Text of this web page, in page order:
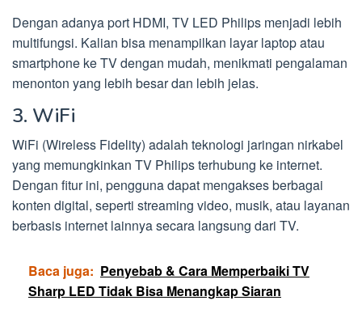
Dengan adanya port HDMI, TV LED Philips menjadi lebih
multifungsi. Kalian bisa menampilkan layar laptop atau
smartphone ke TV dengan mudah, menikmati pengalaman
menonton yang lebih besar dan lebih jelas.
3. WiFi
WiFi (Wireless Fidelity) adalah teknologi jaringan nirkabel
yang memungkinkan TV Philips terhubung ke internet.
Dengan fitur ini, pengguna dapat mengakses berbagai
konten digital, seperti streaming video, musik, atau layanan
berbasis internet lainnya secara langsung dari TV.
Baca juga: Penyebab & Cara Memperbaiki TV
Sharp LED Tidak Bisa Menangkap Siaran